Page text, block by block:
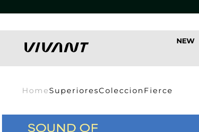
NEW
HomeSuperioresColeccion Fierce